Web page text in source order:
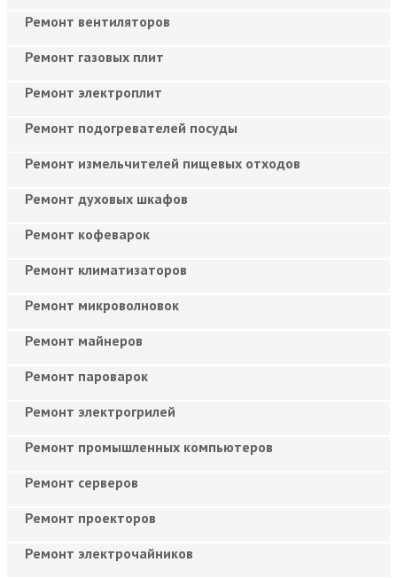
Ремонт вентиляторов
Ремонт газовых плит
Ремонт электроплит
Ремонт подогревателей посуды
Ремонт измельчителей пищевых отходов
Ремонт духовых шкафов
Ремонт кофеварок
Ремонт климатизаторов
Ремонт микроволновок
Ремонт майнеров
Ремонт пароварок
Ремонт электрогрилей
Ремонт промышленных компьютеров
Ремонт серверов
Ремонт проекторов
Ремонт электрочайников